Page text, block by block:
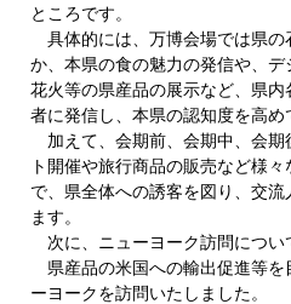
ところです。
具体的には、万博会場では県の
か、本県の食の魅力の発信や、
花火等の県産品の展示など、県
者に発信し、本県の認知度を高め
加えて、会期前、会期中、会期
ト開催や旅行商品の販売など様
で、県全体への誘客を図り、交
ます。
次に、ニューヨーク訪問につい
県産品の米国への輸出促進等を
ーヨークを訪問いたしました。